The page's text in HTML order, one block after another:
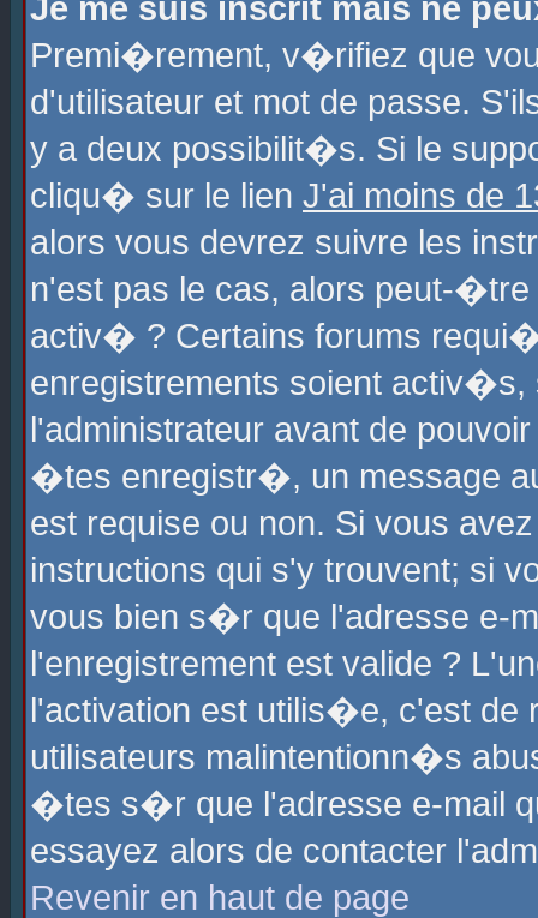
Je me suis inscrit mais ne
Premi�rement, v�rifiez que
d'utilisateur et mot de passe.
y a deux possibilit�s. Si le
cliqu� sur le lien J'ai moins de
alors vous devrez suivre les
n'est pas le cas, alors peut-
activ� ? Certains forums
enregistrements soient
l'administrateur avant de
�tes enregistr�, un message
est requise ou non. Si vous
instructions qui s'y trouvent; si
vous bien s�r que l'adresse e-
l'enregistrement est valide ?
l'activation est utilis�e, c'est
utilisateurs malintentionn�s
�tes s�r que l'adresse e-mail
essayez alors de contacter
Revenir en haut de page